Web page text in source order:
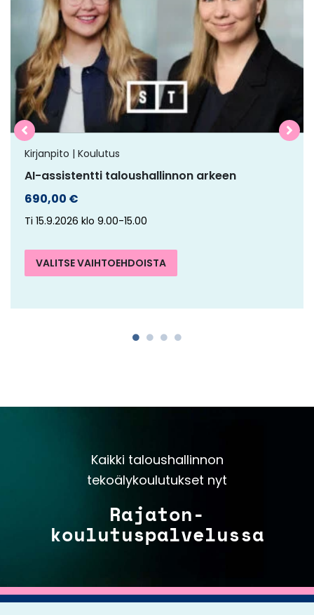
Kirjanpito | Koulutus
AI-assistentti taloushallinnon arkeen
690,00 €
Ti 15.9.2026 klo 9.00-15.00
VALITSE VAIHTOEHDOISTA
useampi
muunnelma.
Voit
tehdä
valinnat
tuotteen
sivulla.
Kaikki taloushallinnon
tekoälykoulutukset nyt
Rajaton-
koulutuspalvelussa